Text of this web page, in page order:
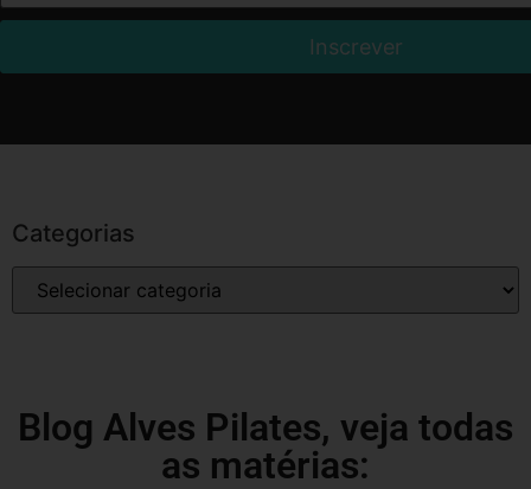
Categorias
Blog Alves Pilates, veja todas
as matérias: